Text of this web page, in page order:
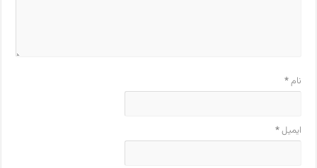
نام*
ایمیل*